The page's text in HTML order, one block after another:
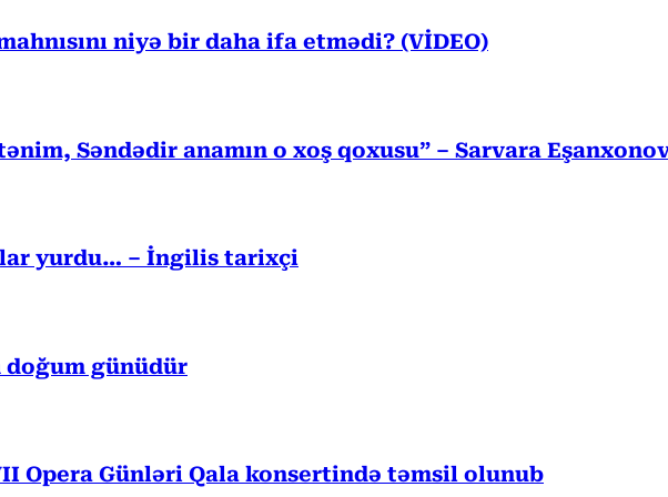
niyə bir daha ifa etmədi? (VİDEO)
Səndədir anamın o xoş qoxusu” – Sarvara
yurdu… – İngilis tarixçi
doğum günüdür
Opera Günləri Qala konsertində təmsil olunub